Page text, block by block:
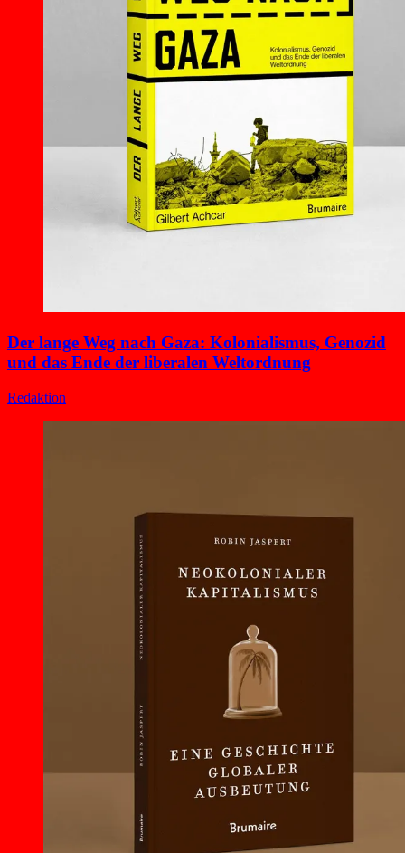
Der lange Weg nach Gaza: Kolonialismus, Genozid
und das Ende der liberalen Weltordnung
Redaktion